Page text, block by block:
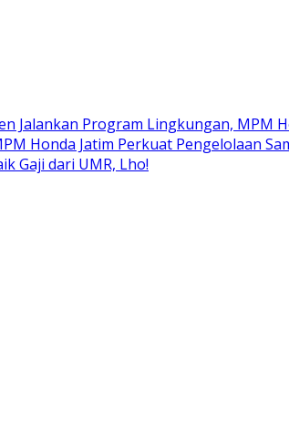
Jalankan Program Lingkungan, MPM
Honda Jatim Perkuat Pengelolaan
Gaji dari UMR, Lho!